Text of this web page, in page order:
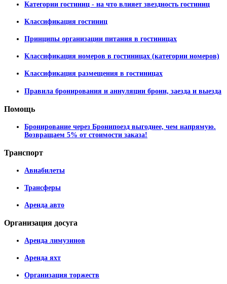
Категории гостиниц - на что влияет звездность гостиниц
Классификация гостиниц
Принципы организации питания в гостиницах
Классификация номеров в гостиницах (категории номеров)
Классификация размещения в гостиницах
Правила бронирования и аннуляции брони, заезда и выезда
Помощь
Бронирование через Бронипоезд выгоднее, чем напрямую.
Возвращаем 5% от стоимости заказа!
Транспорт
Авиабилеты
Трансферы
Аренда авто
Организация досуга
Аренда лимузинов
Аренда яхт
Организация торжеств